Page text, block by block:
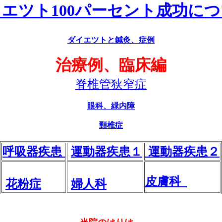
ツト100パーセント成功に
ダイエツトと鍼灸、症例
治療例、臨床編
脊椎管狭窄症
眼科、緑内障
頸椎症
呼吸器疾患 運動器疾患１ 運動器疾患２
花粉症 婦人科 皮膚科